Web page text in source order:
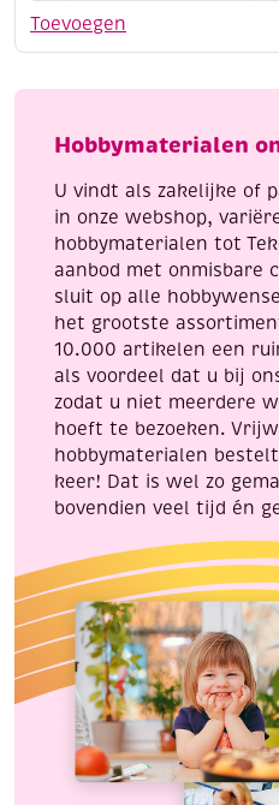
Toevoegen
do
butterfly
aantal
Hobbymaterialen
U vindt als zakelijke of
in onze webshop,
hobbymaterialen tot
aanbod met onmisbare
sluit op alle
het grootste
10.000 artikelen een
als voordeel dat u bij
zodat u niet meerdere
hoeft te bezoeken.
hobbymaterialen
keer! Dat is wel zo
bovendien veel tijd én